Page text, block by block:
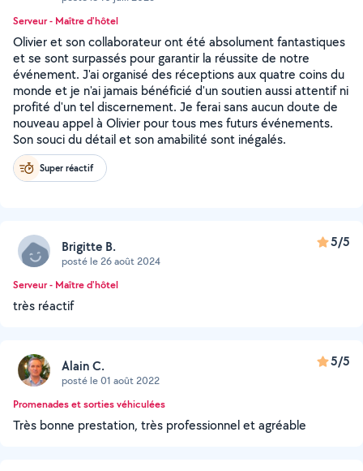
Serveur - Maître d'hôtel
Olivier et son collaborateur ont été absolument fantastiques
et se sont surpassés pour garantir la réussite de notre
événement. J'ai organisé des réceptions aux quatre coins du
monde et je n'ai jamais bénéficié d'un soutien aussi attentif ni
profité d'un tel discernement. Je ferai sans aucun doute de
nouveau appel à Olivier pour tous mes futurs événements.
Son souci du détail et son amabilité sont inégalés.
Super réactif
Brigitte B.
posté le 26 août 2024
5/5
Serveur - Maître d'hôtel
très réactif
Alain C.
posté le 01 août 2022
5/5
Promenades et sorties véhiculées
Très bonne prestation, très professionnel et agréable